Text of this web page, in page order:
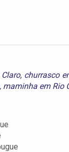
, churrasco
, maminha em Rio